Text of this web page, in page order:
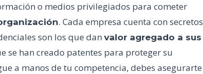
o medios privilegiados para cometer
. Cada empresa cuenta con secretos
son los que dan valor agregado a sus
se han creado patentes para proteger su
a manos de tu competencia, debes asegurarte